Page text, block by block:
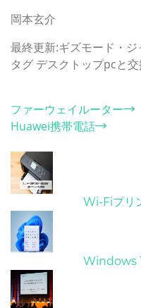
岡本玄介
最終更新:ギズモード・ジ
タグ デスクトップpcと
ファーウェイルーター
Huawei携帯電話
Wi-Fiプリ
Windows